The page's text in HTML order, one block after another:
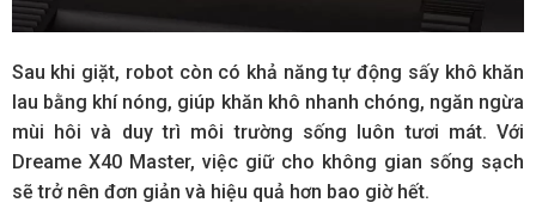
Sau khi giặt, robot còn có khả năng tự động sấy khô khăn
lau bằng khí nóng, giúp khăn khô nhanh chóng, ngăn ngừa
mùi hôi và duy trì môi trường sống luôn tươi mát. Với
Dreame X40 Master, việc giữ cho không gian sống sạch
sẽ trở nên đơn giản và hiệu quả hơn bao giờ hết.